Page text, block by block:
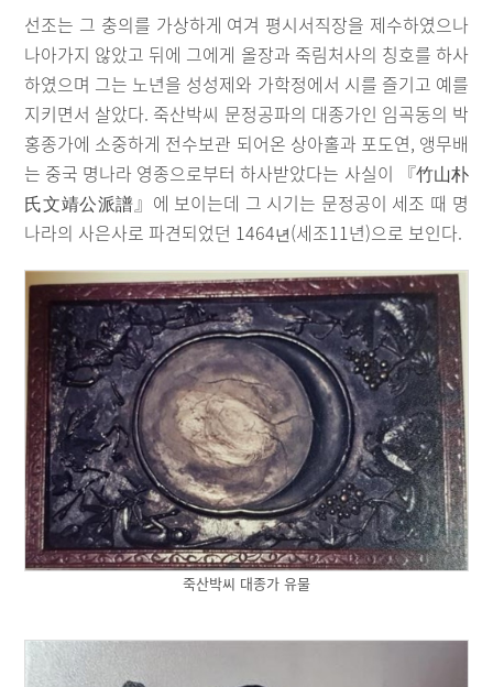
선조는 그 충의를 가상하게 여겨 평시서직장을 제수하였으나
나아가지 않았고 뒤에 그에게 올장과 죽림처사의 칭호를 하사
하였으며 그는 노년을 성성제와 가학정에서 시를 즐기고 예를
지키면서 살았다. 죽산박씨 문정공파의 대종가인 임곡동의 박
홍종가에 소중하게 전수보관 되어온 상아홀과 포도연, 앵무배
는 중국 명나라 영종으로부터 하사받았다는 사실이 『竹山朴
氏文靖公派譜』에 보이는데 그 시기는 문정공이 세조 때 명
나라의 사은사로 파견되었던 1464년(세조11년)으로 보인다.
죽산박씨 대종가 유물